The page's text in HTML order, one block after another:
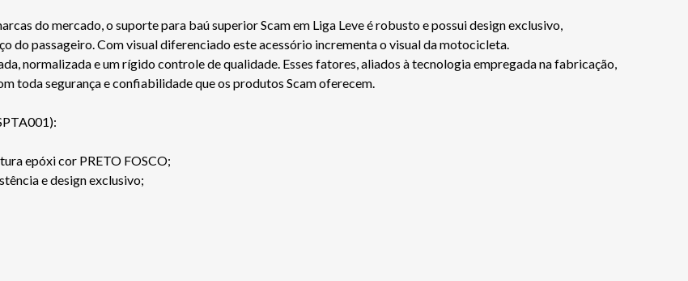
do mercado, o suporte para baú superior Scam em Liga Leve é robusto e possui design exclusivo,
do passageiro. Com visual diferenciado este acessório incrementa o visual da motocicleta.
normalizada e um rígido controle de qualidade. Esses fatores, aliados à tecnologia empregada na fabricação,
toda segurança e confiabilidade que os produtos Scam oferecem.
epóxi cor PRETO FOSCO;
e design exclusivo;